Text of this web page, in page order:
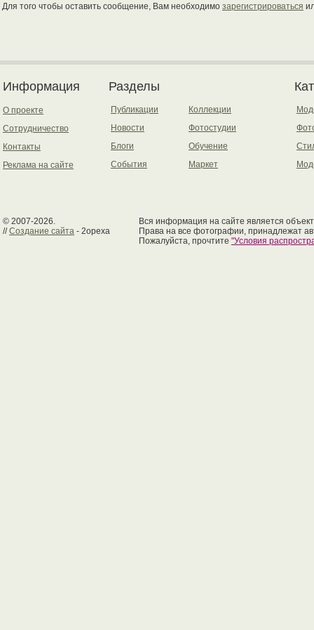
Для того чтобы оставить сообщение, Вам необходимо зарегистрироваться
Информация
О проекте
Сотрудничество
Контакты
Реклама на сайте
Разделы
Публикации
Новости
Блоги
События
Коллекции
Фотостудии
Обучение
Маркет
© 2007-2026.
//Создание сайта - 2opexa
Вся информация на сайте является
Права на все фотографии, принадлежат
Пожалуйста, прочтите "Условия